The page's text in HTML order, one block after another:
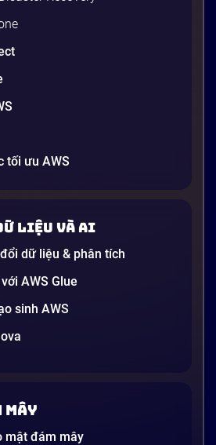
gì? Giải thích đơn giản
doanh nghiệp Việt
nghe đến thuật ngữ “Generative
Vấn đề là phần lớn lời giải thích
viết cho kỹ sư, không phải cho
tối ưu AWS
liệu và AI
dữ liệu & phân tích
AWS Glue
sinh AWS
mây
mật đám mây